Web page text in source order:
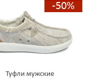
-50%
Туфли мужские